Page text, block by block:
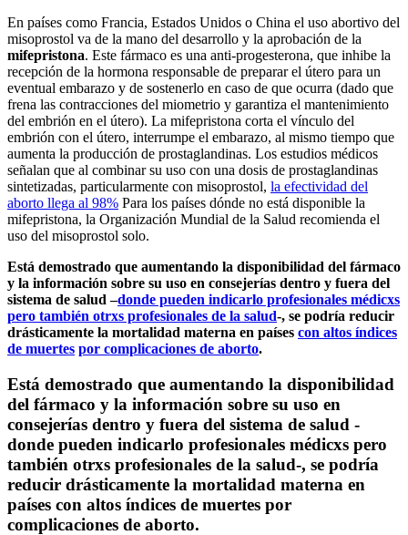
En países como Francia, Estados Unidos o China el uso abortivo del
misoprostol va de la mano del desarrollo y la aprobación de la
mifepristona. Este fármaco es una anti-progesterona, que inhibe la
recepción de la hormona responsable de preparar el útero para un
eventual embarazo y de sostenerlo en caso de que ocurra (dado que
frena las contracciones del miometrio y garantiza el mantenimiento
del embrión en el útero). La mifepristona corta el vínculo del
embrión con el útero, interrumpe el embarazo, al mismo tiempo que
aumenta la producción de prostaglandinas. Los estudios médicos
señalan que al combinar su uso con una dosis de prostaglandinas
sintetizadas, particularmente con misoprostol, la efectividad del
aborto llega al 98% Para los países dónde no está disponible la
mifepristona, la Organización Mundial de la Salud recomienda el
uso del misoprostol solo.
Está demostrado que aumentando la disponibilidad del fármaco
y la información sobre su uso en consejerías dentro y fuera del
sistema de salud –donde pueden indicarlo profesionales médicxs
pero también otrxs profesionales de la salud-, se podría reducir
drásticamente la mortalidad materna en países con altos índices
de muertes por complicaciones de aborto.
Está demostrado que aumentando la disponibilidad
del fármaco y la información sobre su uso en
consejerías dentro y fuera del sistema de salud -
donde pueden indicarlo profesionales médicxs pero
también otrxs profesionales de la salud-, se podría
reducir drásticamente la mortalidad materna en
países con altos índices de muertes por
complicaciones de aborto.